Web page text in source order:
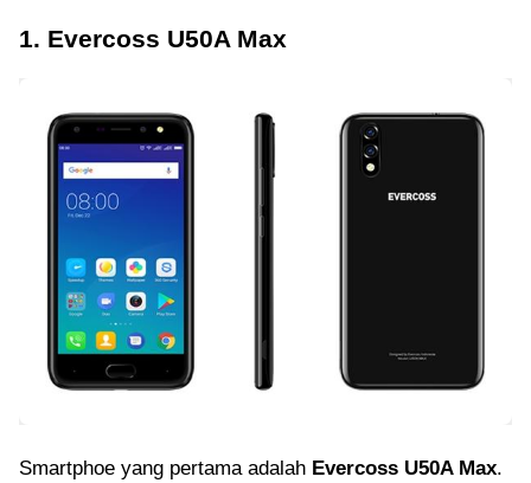
1. Evercoss U50A Max
Smartphoe yang pertama adalah Evercoss U50A Max.